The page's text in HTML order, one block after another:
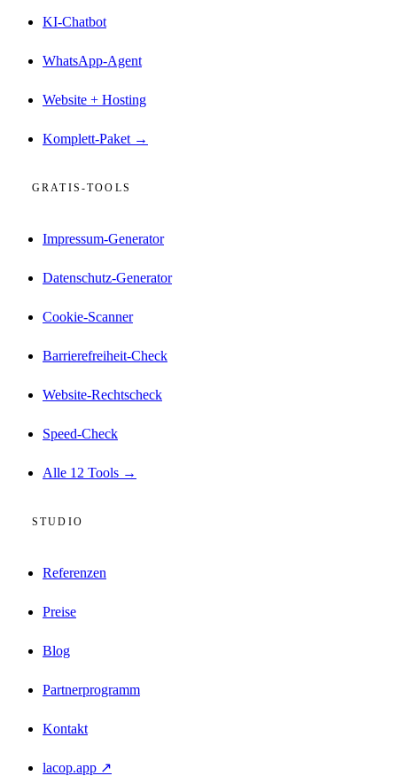
KI-Chatbot
WhatsApp-Agent
Website + Hosting
Komplett-Paket →
GRATIS-TOOLS
Impressum-Generator
Datenschutz-Generator
Cookie-Scanner
Barrierefreiheit-Check
Website-Rechtscheck
Speed-Check
Alle 12 Tools →
STUDIO
Referenzen
Preise
Blog
Partnerprogramm
Kontakt
lacop.app ↗